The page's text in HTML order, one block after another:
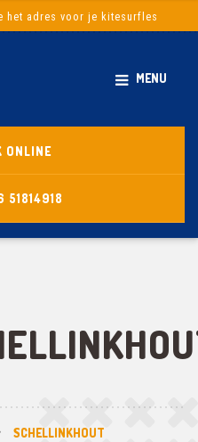
het adres voor je kitesurfles
MENU
ONLINE
51814918
SCHELLINKHOUT